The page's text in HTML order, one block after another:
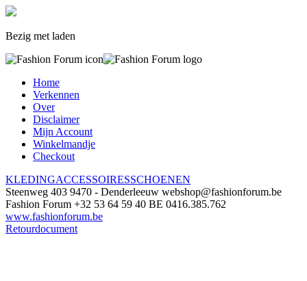
Bezig met laden
Home
Verkennen
Over
Disclaimer
Mijn Account
Winkelmandje
Checkout
KLEDINGACCESSOIRESSCHOENEN
Steenweg 403 9470 - Denderleeuw webshop@fashionforum.be
Fashion Forum +32 53 64 59 40 BE 0416.385.762
www.fashionforum.be
Retourdocument